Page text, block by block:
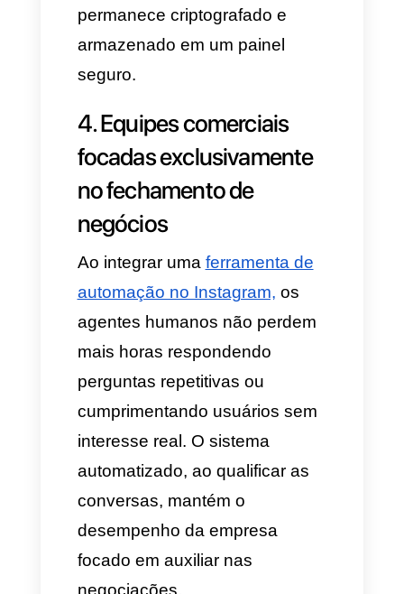
Benefícios-chave de
implementar mensagens
automáticas no
Instagram
A automação dos canais